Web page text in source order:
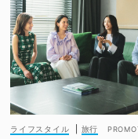
ライフスタイル
旅行